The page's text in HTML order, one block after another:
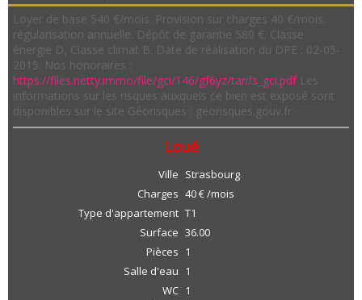
Loyer de base 540 €/mois. Provision sur charges 40 €/mois,
régularisation annuelle. Dépôt de garantie 580 €. Classe
énergie D, Classe climat B. Date de réalisation du DPE : 02-05-
2015. Nos honoraires :
https://files.netty.immo/file/gci/146/gf6yz/tarifs_gci.pdfLes
informations sur les risques auxquels ce bien est exposé sont
disponibles sur le site Géorisques : georisques.gouv.fr
Loué
Ville Strasbourg
Charges 40 € /mois
Type d'appartement T1
Surface 36.00
Pièces 1
Salle d'eau 1
WC 1